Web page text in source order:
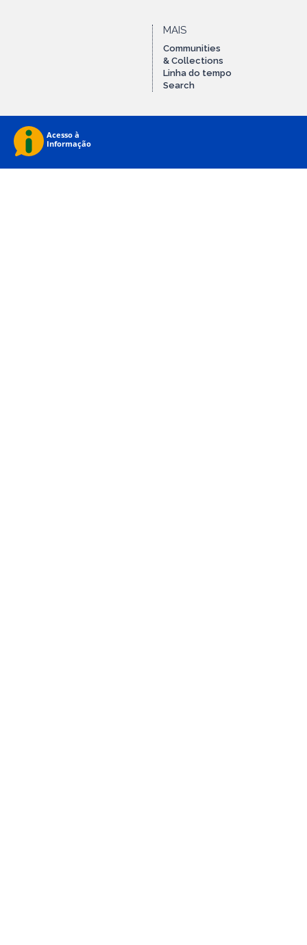
MAIS
Communities
& Collections
Linha do tempo
Search